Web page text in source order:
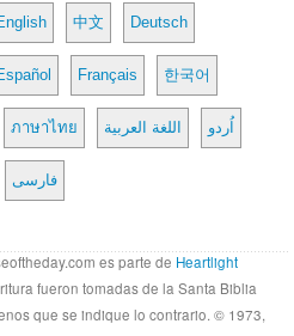
中文 Deutsch
Français 한국어
ภาษาไทย اللغة العربية اُردو
فارسی
es parte de Heartlight
fueron tomadas de la Santa Biblia
que se indique lo contrario. © 1973,